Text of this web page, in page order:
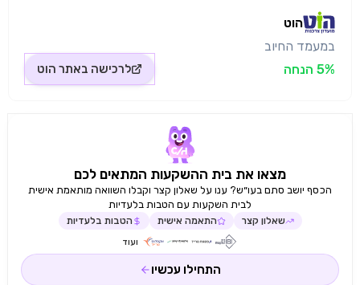
הוט
במעמד החיוב
5% הנחה
לרכישה באתר הוט
מצאו את בית ההשקעות המתאים לכם
הכסף יושב סתם בעו״ש? ענו על שאלון קצר וקבלו השוואה מותאמת אישית
לבית השקעות עם הטבות בלעדיות
שאלון קצר התאמה אישית הטבות בלעדיות
ועוד
התחילו עכשיו